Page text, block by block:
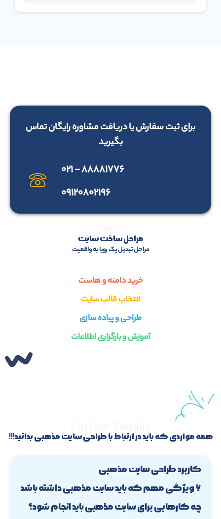
برای ثبت سفارش یا دریافت مشاوره رایگان تماس
بگیرید
۸۸۸۸۱۷۷۶ - ۰۲۱
۰۹۱۲۰۸۰۲۱۹۶
مراحل ساخت سایت
مراحل تبدیل یک رویا به واقعیت
خرید دامنه و هاست
انتخاب قالب سایت
طراحی و پیاده سازی
آموزش و بارگزاری اطلاعات
همه مواردی که باید در ارتباط با طراحی سایت مذهبی بدانید!!!
کاربرد طراحی سایت مذهبی
۶ ویژگی مهم که باید سایت مذهبی داشته باشد
چه کارهایی برای سایت مذهبی باید انجام شود؟